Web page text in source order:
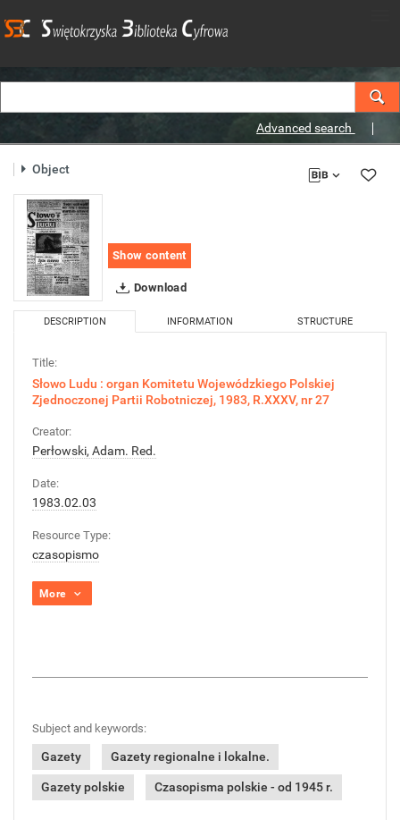
Advanced search
Object
Show content
Download
DESCRIPTION INFORMATION STRUCTURE
Title:
Słowo Ludu : organ Komitetu Wojewódzkiego Polskiej
Zjednoczonej Partii Robotniczej, 1983, R.XXXV, nr 27
Creator:
Perłowski, Adam. Red.
Date:
1983.02.03
Resource Type:
czasopismo
More
Subject and keywords:
Gazety Gazety regionalne i lokalne.
Gazety polskie Czasopisma polskie - od 1945 r.